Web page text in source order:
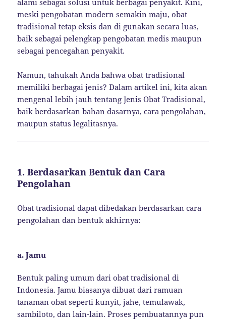
meski pengobatan modern semakin maju, obat
tradisional tetap eksis dan di gunakan secara luas,
baik sebagai pelengkap pengobatan medis maupun
sebagai pencegahan penyakit.
Namun, tahukah Anda bahwa obat tradisional
memiliki berbagai jenis? Dalam artikel ini, kita akan
mengenal lebih jauh tentang Jenis Obat Tradisional,
baik berdasarkan bahan dasarnya, cara pengolahan,
maupun status legalitasnya.
1. Berdasarkan Bentuk dan Cara
Pengolahan
Obat tradisional dapat dibedakan berdasarkan cara
pengolahan dan bentuk akhirnya:
a. Jamu
Bentuk paling umum dari obat tradisional di
Indonesia. Jamu biasanya dibuat dari ramuan
tanaman obat seperti kunyit, jahe, temulawak,
sambiloto, dan lain-lain. Proses pembuatannya pun